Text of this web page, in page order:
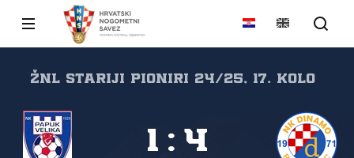
ŽNL stariji pioniri 24/25, 17. kolo
1 : 4